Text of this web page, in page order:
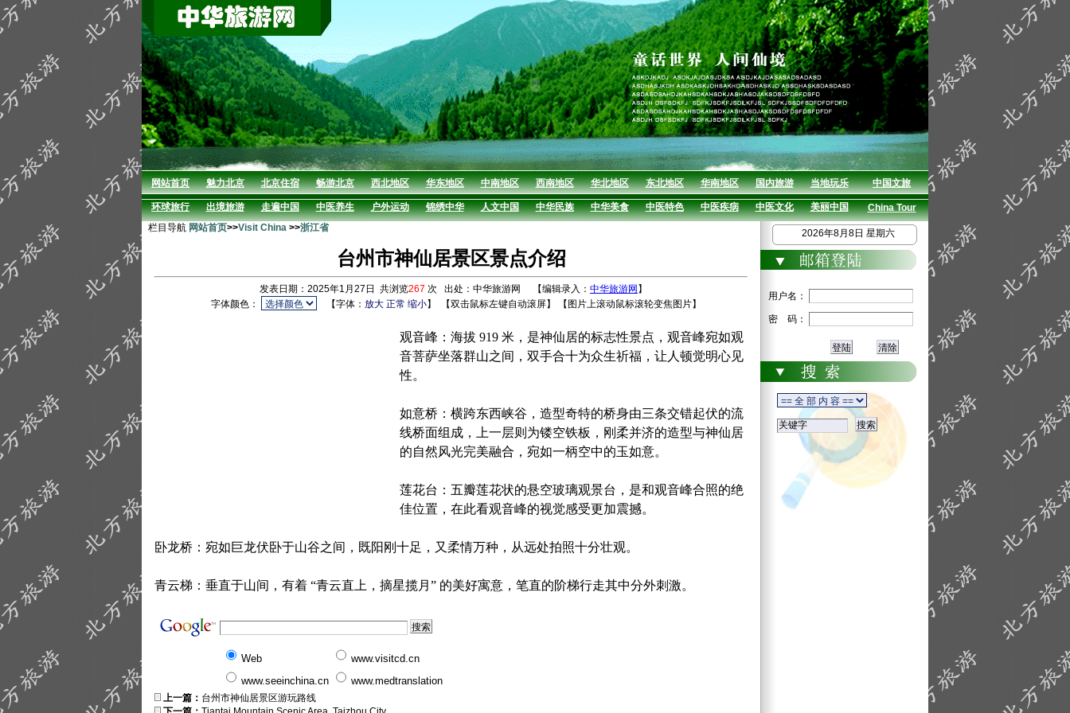
网站首页 魅力北京 北京住宿 畅游北京 西北地区 华东地区 中南地区 西南地区 华北地区 东北地区 华南地区 国内旅游 当地玩乐 中国文旅
环球旅行 出境旅游 走遍中国 中医养生 户外运动 锦绣中华 人文中国 中华民族 中华美食 中医特色 中医疾病 中医文化 美丽中国
China Tour
栏目导航 网站首页>>Visit China >>浙江省
台州市神仙居景区景点介绍
发表日期：2025年1月27日 共浏览267 次 出处：中华旅游网 【编辑录入： 中华旅游网 】
字体颜色：
【字体： 放大 正常 缩小】 【双击鼠标左键自动滚屏】 【图片上滚动鼠标滚轮变焦图片】
观音峰：海拔 919 米，是神仙居的标志性景点，观音峰宛如观
音菩萨坐落群山之间，双手合十为众生祈福，让人顿觉明心见
性。
如意桥：横跨东西峡谷，造型奇特的桥身由三条交错起伏的流
线桥面组成，上一层则为镂空铁板，刚柔并济的造型与神仙居
的自然风光完美融合，宛如一柄空中的玉如意。
莲花台：五瓣莲花状的悬空玻璃观景台，是和观音峰合照的绝
佳位置，在此看观音峰的视觉感受更加震撼。
卧龙桥：宛如巨龙伏卧于山谷之间，既阳刚十足，又柔情万种，从远处拍照十分壮观。
青云梯：垂直于山间，有着 “青云直上，摘星揽月” 的美好寓意，笔直的阶梯行走其中分外刺激。
Web
www.visitcd.cn
www.seeinchina.cn
www.medtranslation
上一篇： 台州市神仙居景区游玩路线
2026年8月8日 星期六
用户名：
密 码：